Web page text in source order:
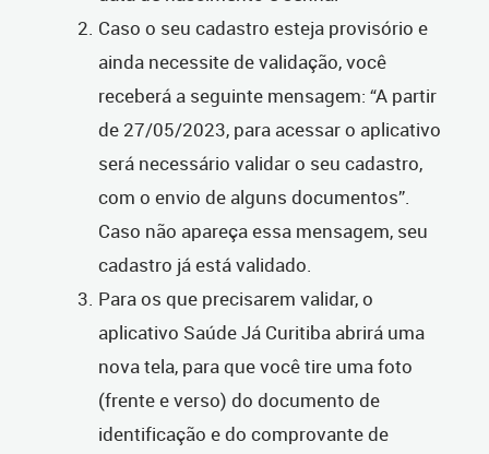
Caso o seu cadastro esteja provisório e
ainda necessite de validação, você
receberá a seguinte mensagem: “A partir
de 27/05/2023, para acessar o aplicativo
será necessário validar o seu cadastro,
com o envio de alguns documentos”.
Caso não apareça essa mensagem, seu
cadastro já está validado.
Para os que precisarem validar, o
aplicativo Saúde Já Curitiba abrirá uma
nova tela, para que você tire uma foto
(frente e verso) do documento de
identificação e do comprovante de